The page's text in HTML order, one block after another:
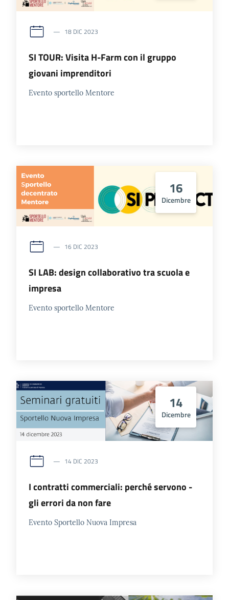
18 DIC 2023
SI TOUR: Visita H-Farm con il gruppo
giovani imprenditori
Evento sportello Mentore
16
Dicembre
16 DIC 2023
SI LAB: design collaborativo tra scuola e
impresa
Evento sportello Mentore
14
Dicembre
14 DIC 2023
I contratti commerciali: perché servono -
gli errori da non fare
Evento Sportello Nuova Impresa